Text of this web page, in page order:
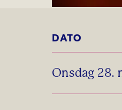
DATO
onsdag